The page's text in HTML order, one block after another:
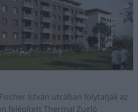
István utcában folytatják az
felépített Thermal Zugló